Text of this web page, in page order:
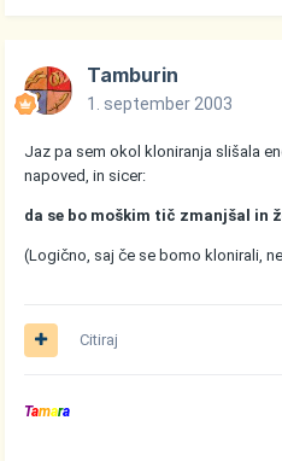
Tamburin
1. september 2003
Jaz pa sem okol kloniranja slišala
napoved, in sicer:
da se bo moškim tič zmanjšal in
(Logično, saj če se bomo klonirali,
Citiraj
Tamara